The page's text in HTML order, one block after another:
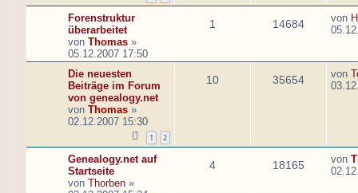
Forenstruktur
überarbeitet
von Thomas »
05.12.2007 17:50
1 14684 von
Die neuesten
Beiträge im Forum
von genealogy.net
von Thomas »
02.12.2007 15:30
1 2
10 35654 von
Genealogy.net auf
Startseite
von Thorben »
4 18165 von